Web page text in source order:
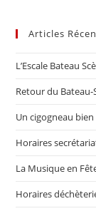
Articles
L’Escale Bateau
Retour du Bateau-
Un cigogneau
Horaires
La Musique en
Horaires